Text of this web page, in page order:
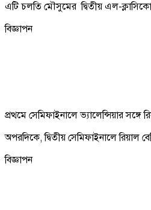
এটি চলতি মৌসুমের দ্বিতীয় এল-
বিজ্ঞাপন
প্রত্থমে সেমিফাইনালে ভ্যালেন্সিয়ার
অপরদিকে, দ্বিতীয় সেমিফাইনালে রিয়াল
বিজ্ঞাপন